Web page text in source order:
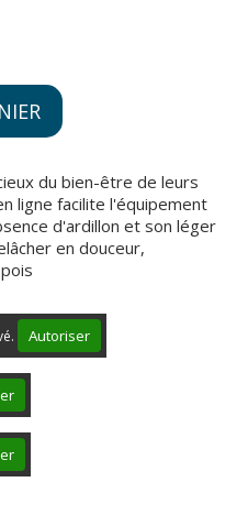
du bien-être de leurs
ligne facilite l'équipement
d'ardillon et son léger
en douceur,
Autoriser